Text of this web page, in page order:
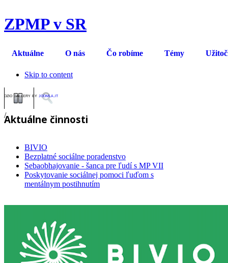
ZPMP v SR
Aktuálne O nás Čo robíme Témy
Skip to content
/
ozio gallery by joomla.it
Aktuálne činnosti
BIVIO
Bezplatné sociálne poradenstvo
Sebaobhajovanie - šanca pre ľudí s MP VII
Poskytovanie sociálnej pomoci ľuďom s
mentálnym postihnutím